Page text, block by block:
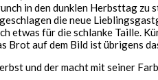
in den dunklen Herbsttag
die neue
etwas für die schlanke Taille.
Brot auf dem Bild ist übrigens
und der macht mit seiner